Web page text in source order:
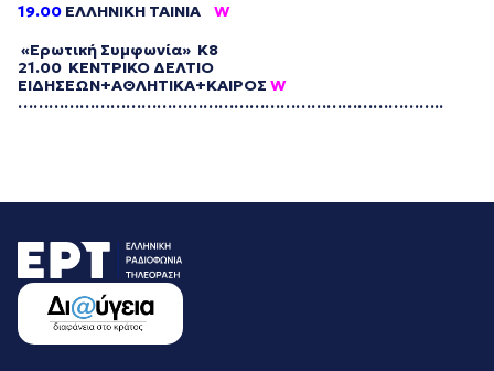
19.00 ΕΛΛΗΝΙΚΗ ΤΑΙΝΙΑ W
«Ερωτική Συμφωνία» K8
21.00 ΚΕΝΤΡΙΚΟ ΔΕΛΤΙΟ
ΕΙΔΗΣΕΩΝ+ΑΘΛΗΤΙΚΑ+ΚΑΙΡΟΣ W
………………………………………………………………………..